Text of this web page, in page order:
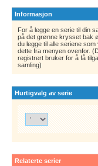
Informasjon
For å legge en serie til din
på det grønne krysset bak
du legge til alle seriene
dette fra menyen ovenfor.
registrert bruker for å få
samling)
Hurtigvalg av serie
Relaterte serier